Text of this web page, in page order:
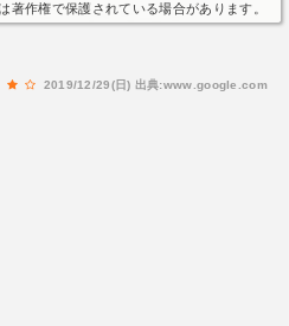
著作権で保護されている場合があります。
2019/12/29(日) 出典:www.google.com